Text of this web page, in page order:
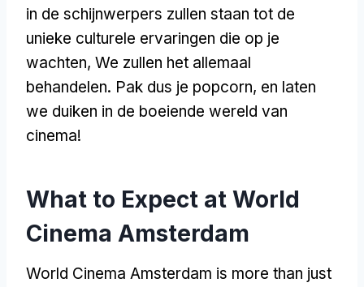
in de schijnwerpers zullen staan tot de
unieke culturele ervaringen die op je
wachten, We zullen het allemaal
behandelen. Pak dus je popcorn, en laten
we duiken in de boeiende wereld van
cinema!
What to Expect at World
Cinema Amsterdam
World Cinema Amsterdam is more than just